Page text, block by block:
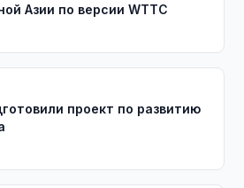
Азии по версии WTTC
проект по развитию